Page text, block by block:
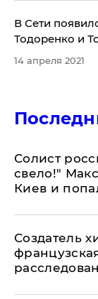
В Сети
Тодоренко и
14 апреля 2021
Солист
свело!"
Киев и
Создатель